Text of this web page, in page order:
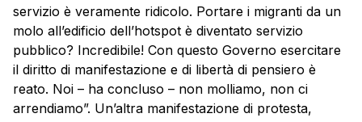
servizio è veramente ridicolo. Portare i migranti da un
molo all’edificio dell’hotspot è diventato servizio
pubblico? Incredibile! Con questo Governo esercitare
il diritto di manifestazione e di libertà di pensiero è
reato. Noi – ha concluso – non molliamo, non ci
arrendiamo”. Un’altra manifestazione di protesta,